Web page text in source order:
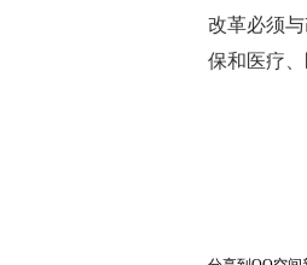
改革必须
保和医疗